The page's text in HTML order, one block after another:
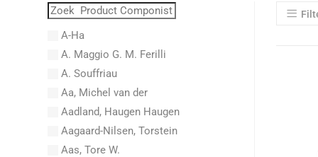
A-Ha
A. Maggio G. M. Ferilli
A. Souffriau
Aa, Michel van der
Aadland, Haugen Haugen
Aagaard-Nilsen, Torstein
Aas, Tore W.